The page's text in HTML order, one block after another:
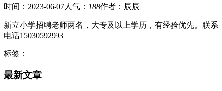
时间：2023-06-07人气： 188作者：辰辰
新立小学招聘老师两名，大专及以上学历，有经验优先。联系
电话15030592993
标签：
最新文章